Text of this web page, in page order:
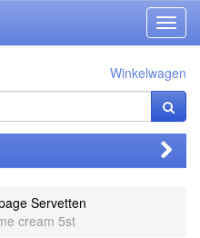
Winkelwagen
Servetten
cream 5st